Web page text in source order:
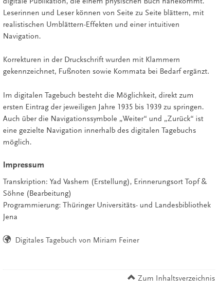
Leserinnen und Leser können von Seite zu Seite blättern, mit
realistischen Umblättern-Effekten und einer intuitiven
Navigation.
Korrekturen in der Druckschrift wurden mit Klammern
gekennzeichnet, Fußnoten sowie Kommata bei Bedarf ergänzt.
Im digitalen Tagebuch besteht die Möglichkeit, direkt zum
ersten Eintrag der jeweiligen Jahre 1935 bis 1939 zu springen.
Auch über die Navigationssymbole „Weiter“ und „Zurück“ ist
eine gezielte Navigation innerhalb des digitalen Tagebuchs
möglich.
Impressum
Transkription: Yad Vashem (Erstellung), Erinnerungsort Topf &
Söhne (Bearbeitung)
Programmierung: Thüringer Universitäts- und Landesbibliothek
Jena
Digitales Tagebuch von Miriam Feiner
Zum Inhaltsverzeichnis